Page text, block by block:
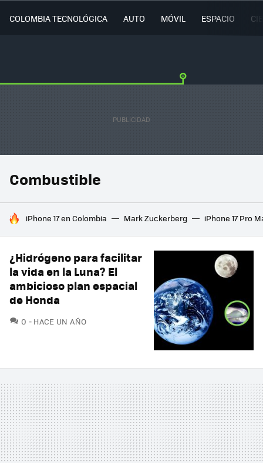
COLOMBIA TECNOLÓGICA AUTO MÓVIL ESPACIO
Combustible
HOY SE HABLA DE
iPhone 17 en Colombia Mark Zuckerberg iPhone 17 Pro
¿Hidrógeno para facilitar
la vida en la Luna? El
ambicioso plan espacial
de Honda
0 COMENTARIOS
HACE UN AÑO